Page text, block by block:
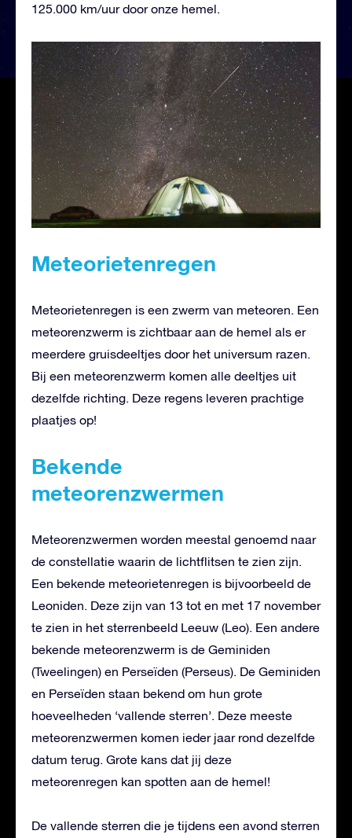
125.000 km/uur door onze hemel.
Meteorietenregen
Meteorietenregen is een zwerm van meteoren. Een
meteorenzwerm is zichtbaar aan de hemel als er
meerdere gruisdeeltjes door het universum razen.
Bij een meteorenzwerm komen alle deeltjes uit
dezelfde richting. Deze regens leveren prachtige
plaatjes op!
Bekende
meteorenzwermen
Meteorenzwermen worden meestal genoemd naar
de constellatie waarin de lichtflitsen te zien zijn.
Een bekende meteorietenregen is bijvoorbeeld de
Leoniden. Deze zijn van 13 tot en met 17 november
te zien in het sterrenbeeld Leeuw (Leo). Een andere
bekende meteorenzwerm is de Geminiden
(Tweelingen) en Perseïden (Perseus). De Geminiden
en Perseïden staan bekend om hun grote
hoeveelheden ‘vallende sterren’. Deze meeste
meteorenzwermen komen ieder jaar rond dezelfde
datum terug. Grote kans dat jij deze
meteorenregen kan spotten aan de hemel!
De vallende sterren die je tijdens een avond sterren